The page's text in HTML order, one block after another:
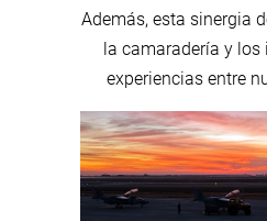
Además, esta sinergia
la camaradería y
experiencias entre